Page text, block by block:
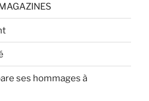
ses hommages à